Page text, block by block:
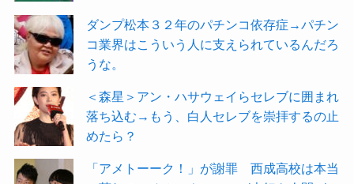
ダンプ松本３２年のパチンコ依存症→パチン
コ業界はこういう人に支えられているんだろ
うな。
＜森星＞アン・ハサウェイらセレブに囲まれ
落ち込む→もう、白人セレブを崇拝するの止
めたら？
「アメトーーク！」が謝罪 西成高校は本当